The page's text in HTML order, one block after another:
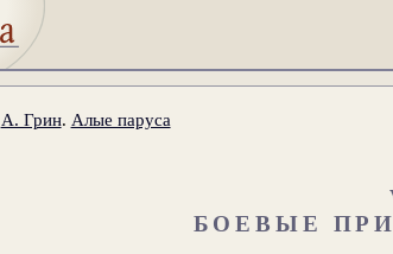
А. Грин. Алые паруса
БОЕВЫЕ